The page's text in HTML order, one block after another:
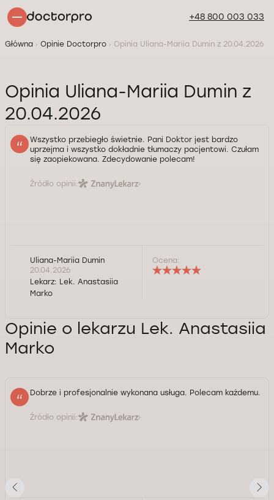
+48 800 003 033
Główna Opinie Doctorpro Opinia Uliana-Mariia Dumin z 20.04.2026
Opinia Uliana-Mariia Dumin z
20.04.2026
Wszystko przebiegło świetnie. Pani Doktor jest bardzo
uprzejma i wszystko dokładnie tłumaczy pacjentowi. Czułam
się zaopiekowana. Zdecydowanie polecam!
Źródło opinii:
Uliana-Mariia Dumin
20.04.2026
Lekarz: Lek. Anastasiia
Marko
Ocena:
Opinie o lekarzu Lek. Anastasiia
Marko
Dobrze i profesjonalnie wykonana usługa. Polecam każdemu.
Źródło opinii: